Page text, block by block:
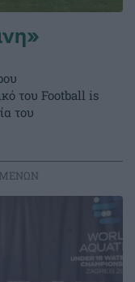
του Football is
του